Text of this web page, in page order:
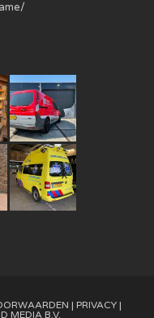
| PRIVACY |
MEDIA B.V.